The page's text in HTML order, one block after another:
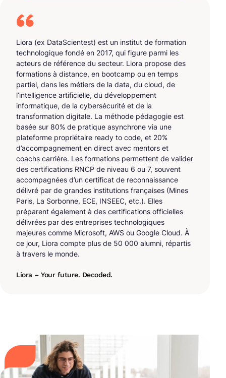
Liora (ex DataScientest) est un institut de formation
technologique fondé en 2017, qui figure parmi les
acteurs de référence du secteur. Liora propose des
formations à distance, en bootcamp ou en temps
partiel, dans les métiers de la data, du cloud, de
l’intelligence artificielle, du développement
informatique, de la cybersécurité et de la
transformation digitale. La méthode pédagogie est
basée sur 80% de pratique asynchrone via une
plateforme propriétaire ready to code, et 20%
d’accompagnement en direct avec mentors et
coachs carrière. Les formations permettent de valider
des certifications RNCP de niveau 6 ou 7, souvent
accompagnées d’un certificat de reconnaissance
délivré par de grandes institutions françaises (Mines
Paris, La Sorbonne, ECE, INSEEC, etc.). Elles
préparent également à des certifications officielles
délivrées par des entreprises technologiques
majeures comme Microsoft, AWS ou Google Cloud. À
ce jour, Liora compte plus de 50 000 alumni, répartis
à travers le monde.
Liora – Your future. Decoded.